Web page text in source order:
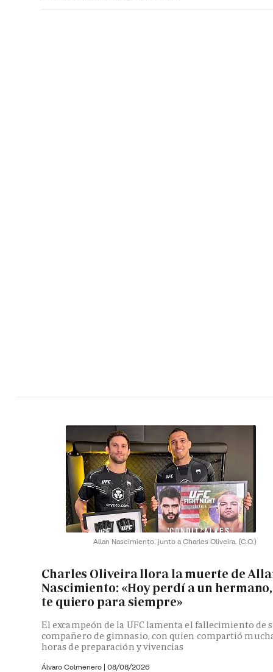
Allan Nascimiento, junto a Charles Oliveira. (C.O.)
Charles Oliveira llora la muerte de
Nascimiento: «Hoy perdí a un hermano,
te quiero para siempre»
El excampeón de la UFC lamenta el fallecimiento de
compañero de gimnasio, con quien compartió
horas de preparación y vivencias
Álvaro Colmenero | 08/08/2026